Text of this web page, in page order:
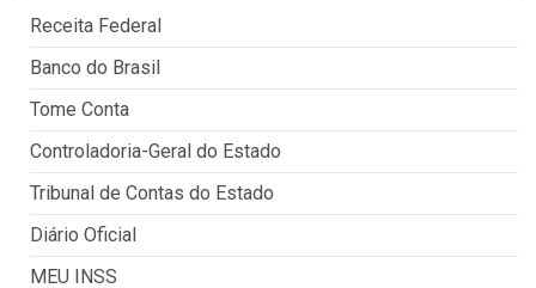
Receita Federal
Banco do Brasil
Tome Conta
Controladoria-Geral do Estado
Tribunal de Contas do Estado
Diário Oficial
MEU INSS